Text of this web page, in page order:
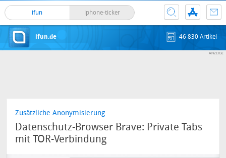
ifun iphone-ticker
ifun.de 46 830 Artikel
Zusätzliche Anonymisierung
Datenschutz-Browser Brave: Private Tabs
mit TOR-Verbindung